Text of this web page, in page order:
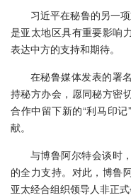
习近平在秘鲁的另一
是亚太地区具有重要影响
表达中方的支持和期待。
在秘鲁媒体发表的署
持秘方办会，愿同秘方密
合作中留下新的“利马印
献。
与博鲁阿尔特会谈时
的全力支持。对此，博鲁
亚太经合组织领导人非正